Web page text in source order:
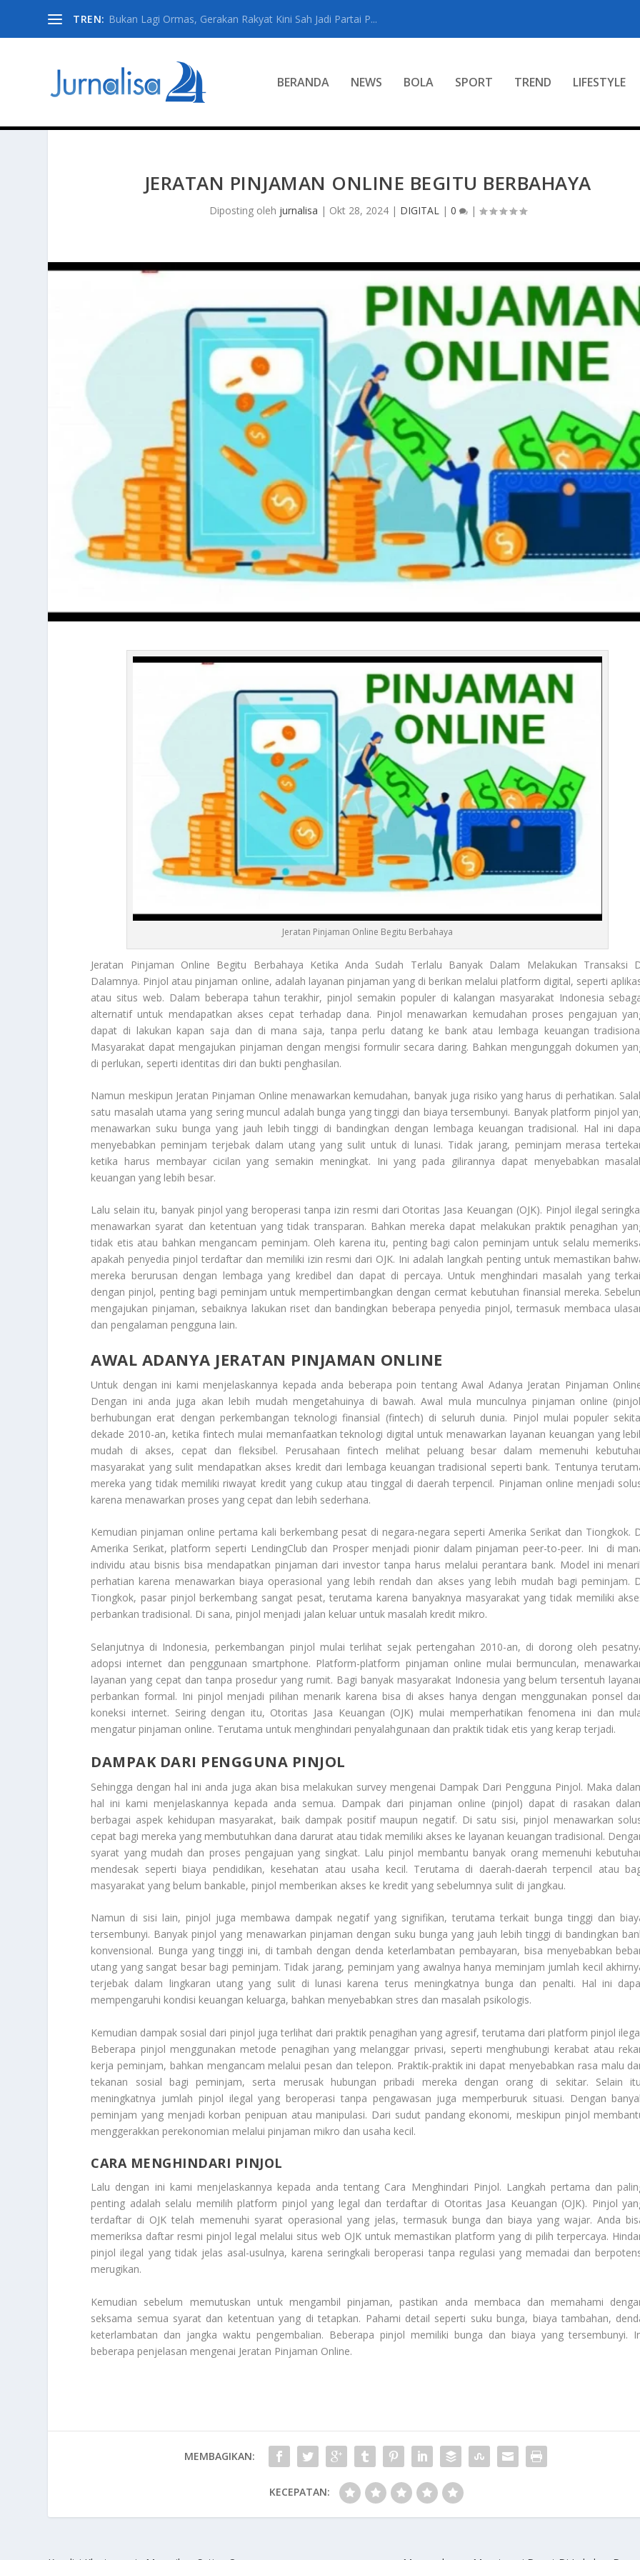
TREN: Bukan Lagi Ormas, Gerakan Rakyat Kini Sah Jadi Partai P...
BERANDA NEWS BOLA SPORT TREND LIFESTYLE
JERATAN PINJAMAN ONLINE BEGITU BERBAHAYA
Diposting oleh jurnalisa | Okt 28, 2024| DIGITAL | 0 |
Jeratan Pinjaman Online Begitu Berbahaya
Jeratan Pinjaman Online Begitu Berbahaya Ketika Anda Sudah Terlalu Banyak Dalam Melakukan Transaksi
Dalamnya. Pinjol atau pinjaman online, adalah layanan pinjaman yang di berikan melalui platform digital, seperti
atau situs web. Dalam beberapa tahun terakhir, pinjol semakin populer di kalangan masyarakat Indonesia
alternatif untuk mendapatkan akses cepat terhadap dana. Pinjol menawarkan kemudahan proses pengajuan
dapat di lakukan kapan saja dan di mana saja, tanpa perlu datang ke bank atau lembaga keuangan
Masyarakat dapat mengajukan pinjaman dengan mengisi formulir secara daring. Bahkan mengunggah dokumen
di perlukan, seperti identitas diri dan bukti penghasilan.
Namun meskipun Jeratan Pinjaman Online menawarkan kemudahan, banyak juga risiko yang harus di perhatikan.
satu masalah utama yang sering muncul adalah bunga yang tinggi dan biaya tersembunyi. Banyak platform pinjol
menawarkan suku bunga yang jauh lebih tinggi di bandingkan dengan lembaga keuangan tradisional. Hal ini
menyebabkan peminjam terjebak dalam utang yang sulit untuk di lunasi. Tidak jarang, peminjam merasa
ketika harus membayar cicilan yang semakin meningkat. Ini yang pada gilirannya dapat menyebabkan
keuangan yang lebih besar.
Lalu selain itu, banyak pinjol yang beroperasi tanpa izin resmi dari Otoritas Jasa Keuangan (OJK). Pinjol ilegal
menawarkan syarat dan ketentuan yang tidak transparan. Bahkan mereka dapat melakukan praktik penagihan
tidak etis atau bahkan mengancam peminjam. Oleh karena itu, penting bagi calon peminjam untuk selalu
apakah penyedia pinjol terdaftar dan memiliki izin resmi dari OJK. Ini adalah langkah penting untuk memastikan
mereka berurusan dengan lembaga yang kredibel dan dapat di percaya. Untuk menghindari masalah yang
dengan pinjol, penting bagi peminjam untuk mempertimbangkan dengan cermat kebutuhan finansial mereka.
mengajukan pinjaman, sebaiknya lakukan riset dan bandingkan beberapa penyedia pinjol, termasuk membaca
dan pengalaman pengguna lain.
AWAL ADANYA JERATAN PINJAMAN ONLINE
Untuk dengan ini kami menjelaskannya kepada anda beberapa poin tentangAwal Adanya Jeratan Pinjaman
Dengan ini anda juga akan lebih mudah mengetahuinya di bawah. Awal mula munculnya pinjaman online
berhubungan erat dengan perkembangan teknologi finansial (fintech) di seluruh dunia. Pinjol mulai populer
dekade 2010-an, ketika fintech mulai memanfaatkan teknologi digital untuk menawarkan layanan keuangan yang
mudah di akses, cepat dan fleksibel. Perusahaan fintech melihat peluang besar dalam memenuhi
masyarakat yang sulit mendapatkan akses kredit dari lembaga keuangan tradisional seperti bank. Tentunya
mereka yang tidak memiliki riwayat kredit yang cukup atau tinggal di daerah terpencil. Pinjaman online menjadi
karena menawarkan proses yang cepat dan lebih sederhana.
Kemudian pinjaman online pertama kali berkembang pesat di negara-negara seperti Amerika Serikat dan Tiongkok.
Amerika Serikat, platform seperti LendingClub dan Prosper menjadi pionir dalam pinjaman peer-to-peer. Ini di
individu atau bisnis bisa mendapatkan pinjaman dari investor tanpa harus melalui perantara bank. Model ini
perhatian karena menawarkan biaya operasional yang lebih rendah dan akses yang lebih mudah bagi peminjam.
Tiongkok, pasar pinjol berkembang sangat pesat, terutama karena banyaknya masyarakat yang tidak memiliki
perbankan tradisional. Di sana, pinjol menjadi jalan keluar untuk masalah kredit mikro.
Selanjutnya di Indonesia, perkembangan pinjol mulai terlihat sejak pertengahan 2010-an, di dorong oleh
adopsi internet dan penggunaan smartphone. Platform-platform pinjaman online mulai bermunculan,
layanan yang cepat dan tanpa prosedur yang rumit. Bagi banyak masyarakat Indonesia yang belum tersentuh
perbankan formal. Ini pinjol menjadi pilihan menarik karena bisa di akses hanya dengan menggunakan ponsel
koneksi internet. Seiring dengan itu, Otoritas Jasa Keuangan (OJK) mulai memperhatikan fenomena ini dan
mengatur pinjaman online. Terutama untuk menghindari penyalahgunaan dan praktik tidak etis yang kerap terjadi.
DAMPAK DARI PENGGUNA PINJOL
Sehingga dengan hal ini anda juga akan bisa melakukan survey mengenai Dampak Dari Pengguna Pinjol. Maka
hal ini kami menjelaskannya kepada anda semua. Dampak dari pinjaman online (pinjol) dapat di rasakan
berbagai aspek kehidupan masyarakat, baik dampak positif maupun negatif. Di satu sisi, pinjol menawarkan
cepat bagi mereka yang membutuhkan dana darurat atau tidak memiliki akses ke layanan keuangan tradisional.
syarat yang mudah dan proses pengajuan yang singkat. Lalu pinjol membantu banyak orang memenuhi
mendesak seperti biaya pendidikan, kesehatan atau usaha kecil. Terutama di daerah-daerah terpencil atau
masyarakat yang belum bankable, pinjol memberikan akses ke kredit yang sebelumnya sulit di jangkau.
Namun di sisi lain, pinjol juga membawa dampak negatif yang signifikan, terutama terkait bunga tinggi dan
tersembunyi. Banyak pinjol yang menawarkan pinjaman dengan suku bunga yang jauh lebih tinggi di bandingkan
konvensional. Bunga yang tinggi ini, di tambah dengan denda keterlambatan pembayaran, bisa menyebabkan
utang yang sangat besar bagi peminjam. Tidak jarang, peminjam yang awalnya hanya meminjam jumlah kecil
terjebak dalam lingkaran utang yang sulit di lunasi karena terus meningkatnya bunga dan penalti. Hal ini
mempengaruhi kondisi keuangan keluarga, bahkan menyebabkan stres dan masalah psikologis.
Kemudian dampak sosial dari pinjol juga terlihat dari praktik penagihan yang agresif, terutama dari platform pinjol
Beberapa pinjol menggunakan metode penagihan yang melanggar privasi, seperti menghubungi kerabat atau
kerja peminjam, bahkan mengancam melalui pesan dan telepon. Praktik-praktik ini dapat menyebabkan rasa malu
tekanan sosial bagi peminjam, serta merusak hubungan pribadi mereka dengan orang di sekitar. Selain
meningkatnya jumlah pinjol ilegal yang beroperasi tanpa pengawasan juga memperburuk situasi. Dengan
peminjam yang menjadi korban penipuan atau manipulasi. Dari sudut pandang ekonomi, meskipun pinjol
menggerakkan perekonomian melalui pinjaman mikro dan usaha kecil.
CARA MENGHINDARI PINJOL
Lalu dengan ini kami menjelaskannya kepada anda tentang Cara Menghindari Pinjol. Langkah pertama dan
penting adalah selalu memilih platform pinjol yang legal dan terdaftar di Otoritas Jasa Keuangan (OJK). Pinjol
terdaftar di OJK telah memenuhi syarat operasional yang jelas, termasuk bunga dan biaya yang wajar. Anda
memeriksa daftar resmi pinjol legal melalui situs web OJK untuk memastikan platform yang di pilih terpercaya.
pinjol ilegal yang tidak jelas asal-usulnya, karena seringkali beroperasi tanpa regulasi yang memadai dan
merugikan.
Kemudian sebelum memutuskan untuk mengambil pinjaman, pastikan anda membaca dan memahami
seksama semua syarat dan ketentuan yang di tetapkan. Pahami detail seperti suku bunga, biaya tambahan,
keterlambatan dan jangka waktu pengembalian. Beberapa pinjol memiliki bunga dan biaya yang tersembunyi.
beberapa penjelasan mengenai Jeratan Pinjaman Online.
MEMBAGIKAN:
KECEPATAN: